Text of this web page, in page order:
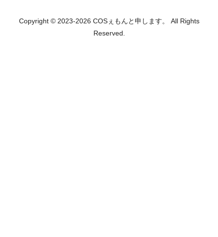
Copyright © 2023-2026 COSぇもんと申します。 All Rights
Reserved.